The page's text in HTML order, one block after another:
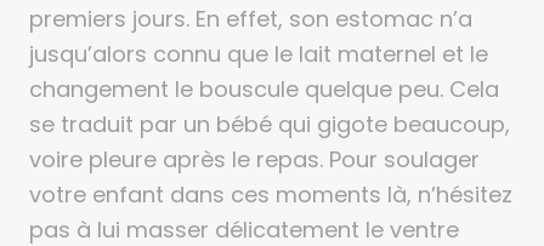
premiers jours. En effet, son estomac n’a
jusqu’alors connu que le lait maternel et le
changement le bouscule quelque peu. Cela
se traduit par un bébé qui gigote beaucoup,
voire pleure après le repas. Pour soulager
votre enfant dans ces moments là, n’hésitez
pas à lui masser délicatement le ventre